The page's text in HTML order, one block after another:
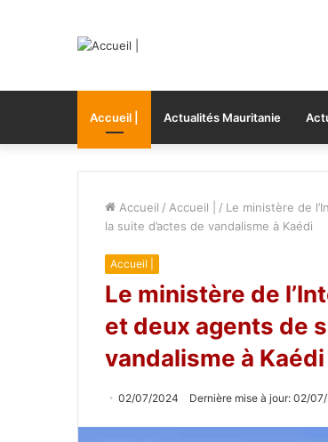
Accueil | Actualités Mauritanie
Accueil / Accueil | / Le ministère de
la suite d’actes de vandalisme à Kaédi
Accueil |
Le ministère de
et deux agents de
vandalisme à Kaédi
02/07/2024 Dernière mise à jour: 02/